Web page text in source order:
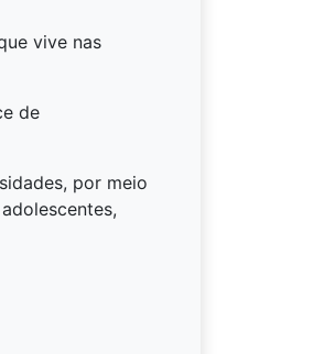
vive nas
de
por meio